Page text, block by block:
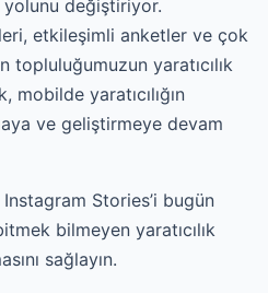
değiştiriyor.
etkileşimli anketler ve çok
yaratıcılık
mobilde yaratıcılığın
ve geliştirmeye devam
Stories’i bugün
bilmeyen yaratıcılık
sağlayın.